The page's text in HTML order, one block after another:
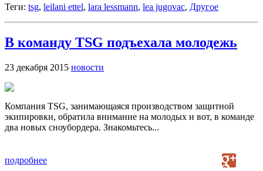
Теги: tsg, leilani ettel, lara lessmann, lea jugovac, Другое
В команду TSG подъехала молодежь
23 декабря 2015 новости
Компания TSG, занимающаяся производством защитной
экипировки, обратила внимание на молодых и вот, в команде
два новых сноубордера. Знакомьтесь...
подробнее